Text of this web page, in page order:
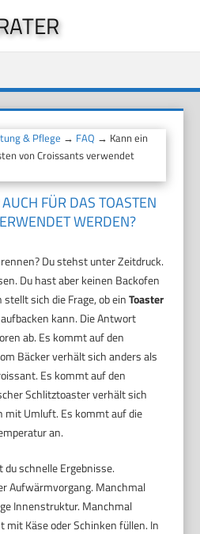
& Pflege → FAQ → Kann ein
von Croissants verwendet
FÜR DAS TOASTEN
WERDEN?
Du stehst unter Zeitdruck.
Du hast aber keinen Backofen
sich die Frage, ob einToaster
kann. Die Antwort
ab. Es kommt auf den
Bäcker verhält sich anders als
Es kommt auf den
Schlitztoaster verhält sich
mit Umluft. Es kommt auf die
an.
schnelle Ergebnisse.
Aufwärmvorgang. Manchmal
Innenstruktur. Manchmal
mit Käse oder Schinken füllen. In